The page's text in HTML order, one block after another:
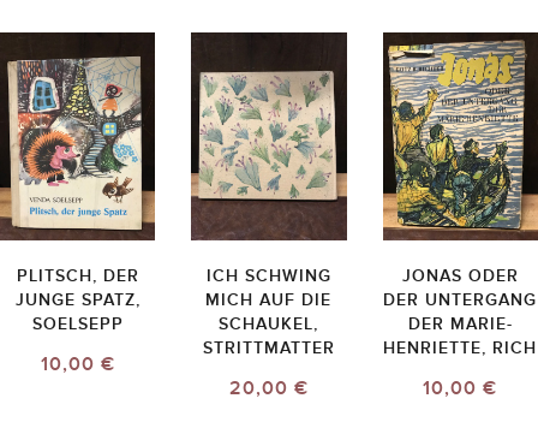
PLITSCH, DER
JUNGE SPATZ,
SOELSEPP
10,00 €
ICH SCHWING
MICH AUF DIE
SCHAUKEL,
STRITTMATTER
20,00 €
JONAS ODER
DER UNTERGANG
DER MARIE-
HENRIETTE, RICH
10,00 €